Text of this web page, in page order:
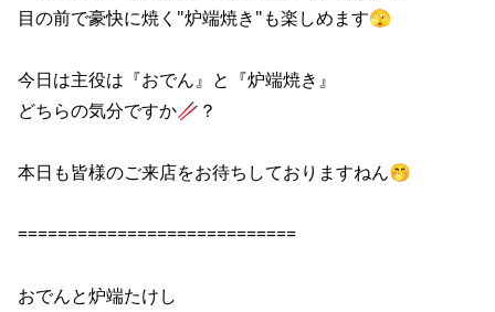
目の前で豪快に焼く"炉端焼き"も楽しめます🫣
今日は主役は『おでん』と『炉端焼き』
どちらの気分ですか🥢？
本日も皆様のご来店をお待ちしておりますねん🤭
============================
おでんと炉端たけし